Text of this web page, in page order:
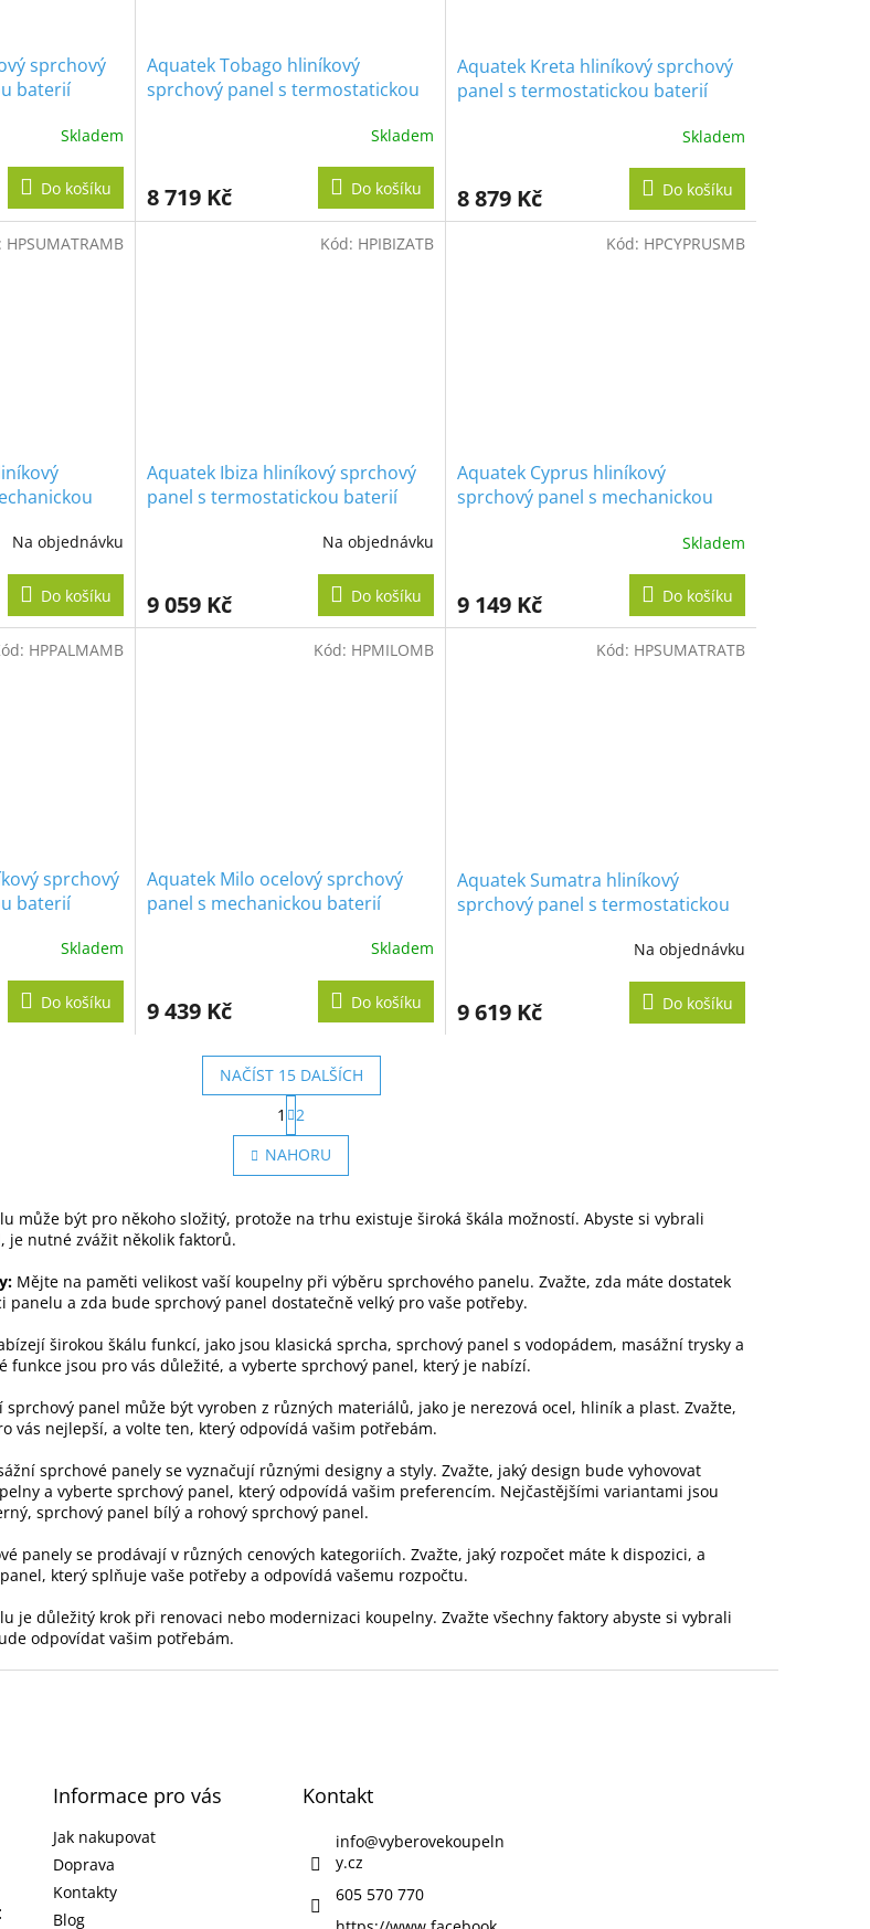
sprchový
baterií
Skladem
Do košíku
Aquatek Tobago hliníkový
sprchový panel s termostatickou
Skladem
8 719 Kč Do košíku
Aquatek Kreta hliníkový sprchový
panel s termostatickou baterií
Skladem
8 879 Kč Do košíku
Na objednávku
Do košíku
HPSUMATRAMB
Aquatek Ibiza hliníkový sprchový
panel s termostatickou baterií
Na objednávku
9 059 Kč Do košíku
Kód: HPIBIZATB
Aquatek Cyprus hliníkový
sprchový panel s mechanickou
Skladem
9 149 Kč Do košíku
Kód: HPCYPRUSMB
sprchový
baterií
Skladem
Do košíku
HPPALMAMB
Aquatek Milo ocelový sprchový
panel s mechanickou baterií
Skladem
9 439 Kč Do košíku
Kód: HPMILOMB
Aquatek Sumatra hliníkový
sprchový panel s termostatickou
Na objednávku
9 619 Kč Do košíku
Kód: HPSUMATRATB
O
v
l
a
p
r
k
y
ý
p
s
u
NAČÍST 15 DALŠÍCH
S
t
r
á
n
o
í
1
2
NAHORU
může být pro někoho složitý, protože na trhu existuje široká škála možností. Abyste si vybrali
je nutné zvážit několik faktorů.
Mějte na paměti velikost vaší koupelny při výběru sprchového panelu. Zvažte, zda máte dostatek
panelu a zda bude sprchový panel dostatečně velký pro vaše potřeby.
širokou škálu funkcí, jako jsou klasická sprcha, sprchový panel s vodopádem, masážní trysky a
funkce jsou pro vás důležité, a vyberte sprchový panel, který je nabízí.
sprchový panel může být vyroben z různých materiálů, jako je nerezová ocel, hliník a plast. Zvažte,
vás nejlepší, a volte ten, který odpovídá vašim potřebám.
sprchové panely se vyznačují různými designy a styly. Zvažte, jaký design bude vyhovovat
a vyberte sprchový panel, který odpovídá vašim preferencím. Nejčastějšími variantami jsou
sprchový panel bílý a rohový sprchový panel.
panely se prodávají v různých cenových kategoriích. Zvažte, jaký rozpočet máte k dispozici, a
který splňuje vaše potřeby a odpovídá vašemu rozpočtu.
je důležitý krok při renovaci nebo modernizaci koupelny. Zvažte všechny faktory abyste si vybrali
odpovídat vašim potřebám.
Informace pro vás
Jak nakupovat
Doprava
Kontakty
Blog
Kontakt
info@vyberovekoupeln
y.cz
605 570 770